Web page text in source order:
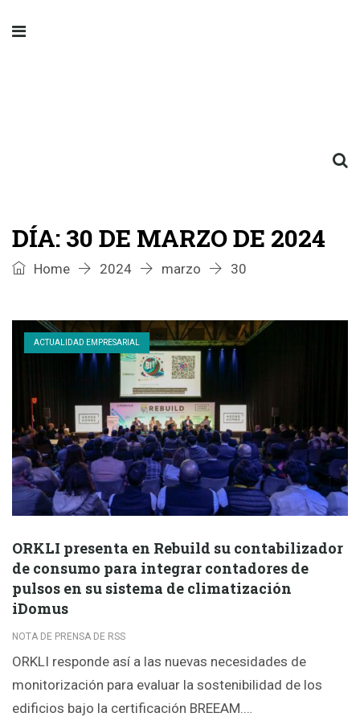
DÍA: 30 DE MARZO DE 2024
Home 2024 marzo 30
ACTUALIDAD EMPRESARIAL
ORKLI presenta en Rebuild su contabilizador
de consumo para integrar contadores de
pulsos en su sistema de climatización
iDomus
NOTA DE PRENSA DE RSS
ORKLI responde así a las nuevas necesidades de
monitorización para evaluar la sostenibilidad de los
edificios bajo la certificación BREEAM.…